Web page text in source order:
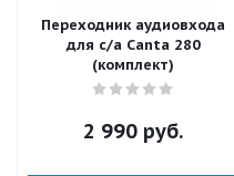
Переходник аудиовхода
для с/а Canta 280
(комплект)
2 990 руб.